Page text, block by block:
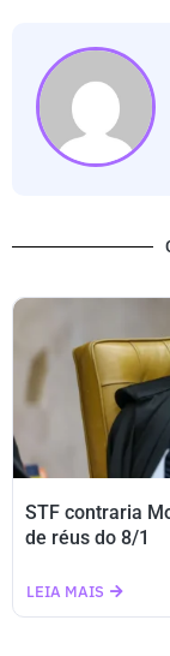
STF contraria
de réus do 8/1
LEIA MAIS